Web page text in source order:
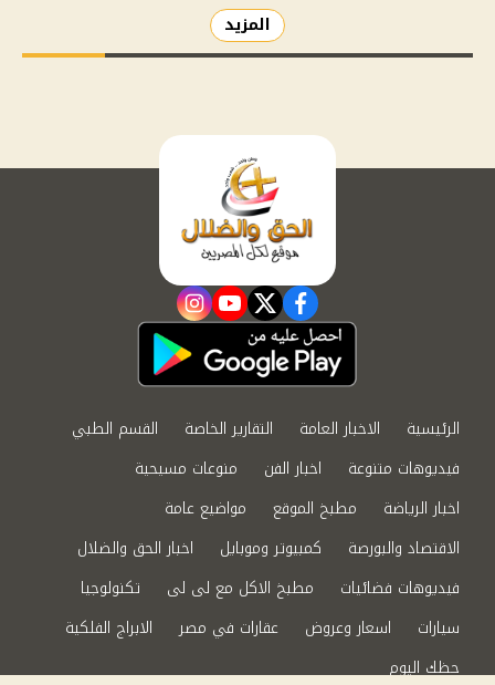
المزيد
facebook
twitter
youtube
instagram
الرئيسية الاخبار العامة التقارير الخاصة
القسم الطبي
فيديوهات متنوعة
اخبار الفن
منوعات مسيحية
اخبار الرياضة
مطبخ الموقع
مواضيع عامة
الاقتصاد والبورصة
كمبيوتر وموبايل
اخبار الحق والضلال
فيديوهات فضائيات
مطبخ الاكل مع لى لى
تكنولوجيا
سيارات
اسعار وعروض عقارات في مصر
الابراج الفلكية
حظك اليوم